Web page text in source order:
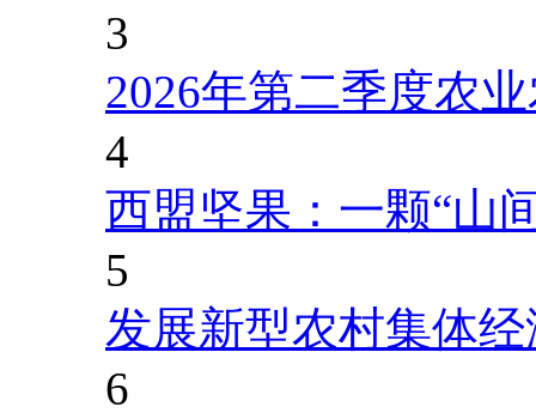
3
2026年第二季度农
4
西盟坚果：一颗“山
5
发展新型农村集体
6